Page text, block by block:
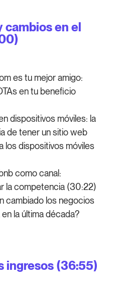
cambios en el
es tu mejor amigo:
en tu beneficio
dispositivos móviles: la
de tener un sitio web
los dispositivos móviles
como canal:
la competencia (30:22)
cambiado los negocios
en la última década?
ingresos (36:55)